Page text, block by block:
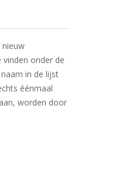
nieuw
onder de
in de lijst
éénmaal
worden door